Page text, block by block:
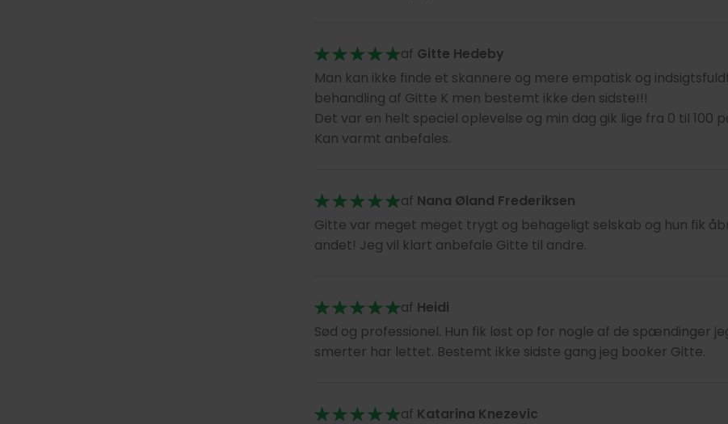
af Gitte Hedeby
Man kan ikke finde et skannere og mere empatisk og
behandling af Gitte K men bestemt ikke den sidste!!!
Det var en helt speciel oplevelse og min dag gik lige fra 0 til
Kan varmt anbefales.
af Nana Øland Frederiksen
Gitte var meget meget trygt og behageligt selskab og hun fik
andet! Jeg vil klart anbefale Gitte til andre.
af Heidi
Sød og professionel. Hun fik løst op for nogle af de spændinger
smerter har lettet. Bestemt ikke sidste gang jeg booker Gitte.
af Katarina Knezevic